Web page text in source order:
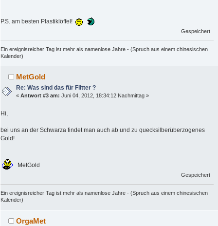
P.S. am besten Plastiklöffel!
Gespeichert
Ein ereignisreicher Tag ist mehr als namenlose Jahre - (Spruch aus einem chinesischen
Kalender)
MetGold
Re: Was sind das für Flitter ?
«Antwort #3 am: Juni 04, 2012, 18:34:12 Nachmittag »
Hi,
bei uns an der Schwarza findet man auch ab und zu quecksilberüberzogenes
Gold!
MetGold
Gespeichert
Ein ereignisreicher Tag ist mehr als namenlose Jahre - (Spruch aus einem chinesischen
Kalender)
OrgaMet